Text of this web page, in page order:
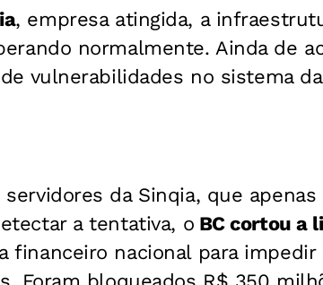
, empresa atingida, a
normalmente. Ainda de
vulnerabilidades no sistema
da Sinqia, que
a tentativa, o BC cortou a
financeiro nacional para impedir